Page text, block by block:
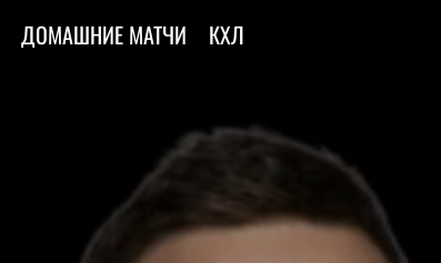
ДОМАШНИЕ МАТЧИ КХЛ